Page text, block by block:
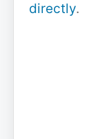
directly.